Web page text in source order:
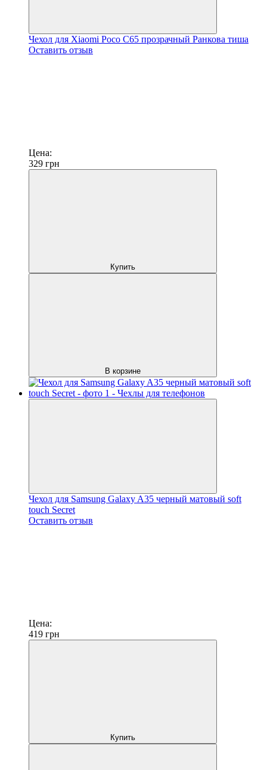
Чехол для Xiaomi Poco C65 прозрачный Ранкова тиша
Оставить отзыв
Цена:
329 грн
Купить
В корзине
Чехол для Samsung Galaxy A35 черный матовый soft
touch Secret
Оставить отзыв
Цена:
419 грн
Купить